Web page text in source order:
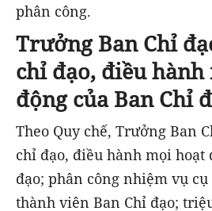
phân công.
Trưởng Ban Chỉ
chỉ đạo, điều
động của Ban Chỉ
Theo Quy chế, Trưởng Ban
chỉ đạo, điều hành mọi hoạt
đạo; phân công nhiệm vụ
thành viên Ban Chỉ đạo;